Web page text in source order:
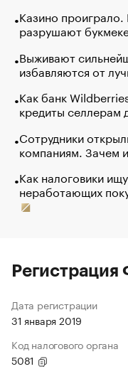
Казино
разрушают
Выживают
избавляются от
Как банк
кредиты селлерам
Сотрудники
компаниям. Зачем
Как налоговики
неработающих
Дата регистрации
31 января 2019
Код налогового органа
5081